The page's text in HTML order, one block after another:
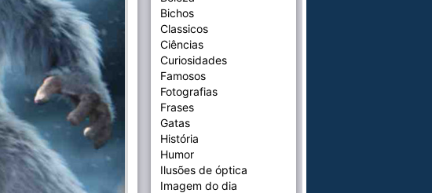
Bichos
Classicos
Ciências
Curiosidades
Famosos
Fotografias
Frases
Gatas
História
Humor
Ilusões de óptica
Imagem do dia